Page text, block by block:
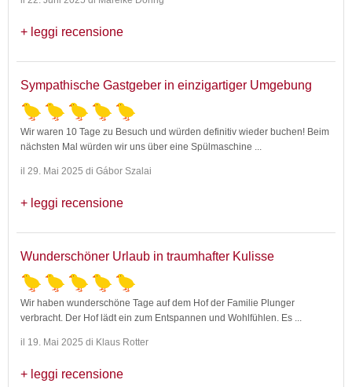
leggi recensione
Sympathische Gastgeber in einzigartiger Umgebung
Wir waren 10 Tage zu Besuch und würden definitiv wieder buchen! Beim
nächsten Mal würden wir uns über eine Spülmaschine ...
il 29. Mai 2025 di Gábor Szalai
leggi recensione
Wunderschöner Urlaub in traumhafter Kulisse
Wir haben wunderschöne Tage auf dem Hof der Familie Plunger
verbracht. Der Hof lädt ein zum Entspannen und Wohlfühlen. Es ...
il 19. Mai 2025 di Klaus Rotter
leggi recensione